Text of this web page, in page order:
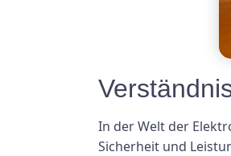
In der Welt der
Sicherheit und